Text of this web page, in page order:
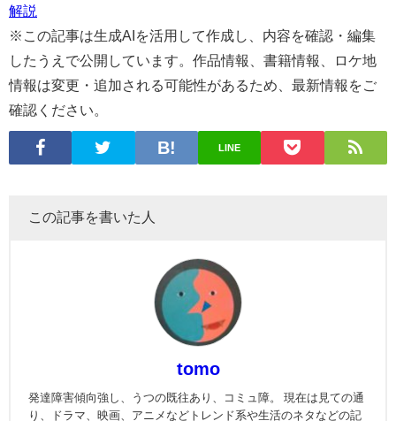
解説
※この記事は生成AIを活用して作成し、内容を確認・編集
したうえで公開しています。作品情報、書籍情報、ロケ地
情報は変更・追加される可能性があるため、最新情報をご
確認ください。
LINE
この記事を書いた人
tomo
発達障害傾向強し、うつの既往あり、コミュ障。 現在は見ての通
り、ドラマ、映画、アニメなどトレンド系や生活のネタなどの記